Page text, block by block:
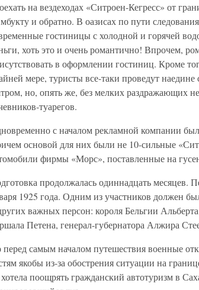
на вездеходах «Ситроен-Кегресс» от
и обратно. В оазисах по пути
гостиницы с холодной и горячей
хоть это и очень романтично! Впрочем,
в оформлении гостиниц. Кроме
мере, туристы все-таки проведут
но, опять же, без мелких раздражающих
туарегов.
с началом рекламной компании
основой для них были не 10-сильные
фирмы «Морс», поставленные на
продолжалась одиннадцать месяцев.
1925 года. Одним из участников должен
важных персон: короля Бельгии
Петена, генерал-губернатора Алжира
самым началом путешествия военные
якобы из-за обострения ситуации на
поощрять гражданский автотуризм в